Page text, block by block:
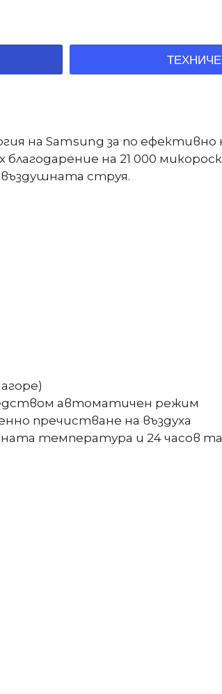
на Samsung за по
на 21 000
струя.
автоматичен режим
пречистване на въздуха
температура и 24 часов